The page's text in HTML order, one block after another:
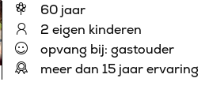
60 jaar
2 eigen kinderen
opvang bij: gastouder
meer dan 15 jaar ervaring